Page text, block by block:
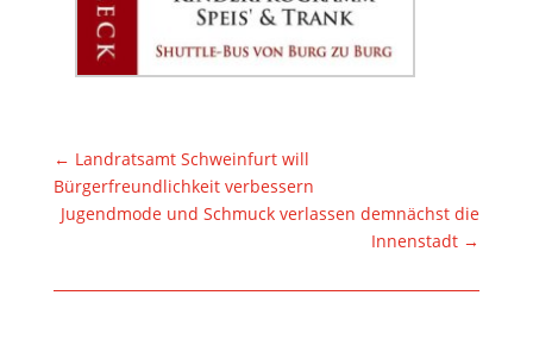
← Landratsamt Schweinfurt will
Bürgerfreundlichkeit verbessern
Jugendmode und Schmuck verlassen demnächst die
Innenstadt →